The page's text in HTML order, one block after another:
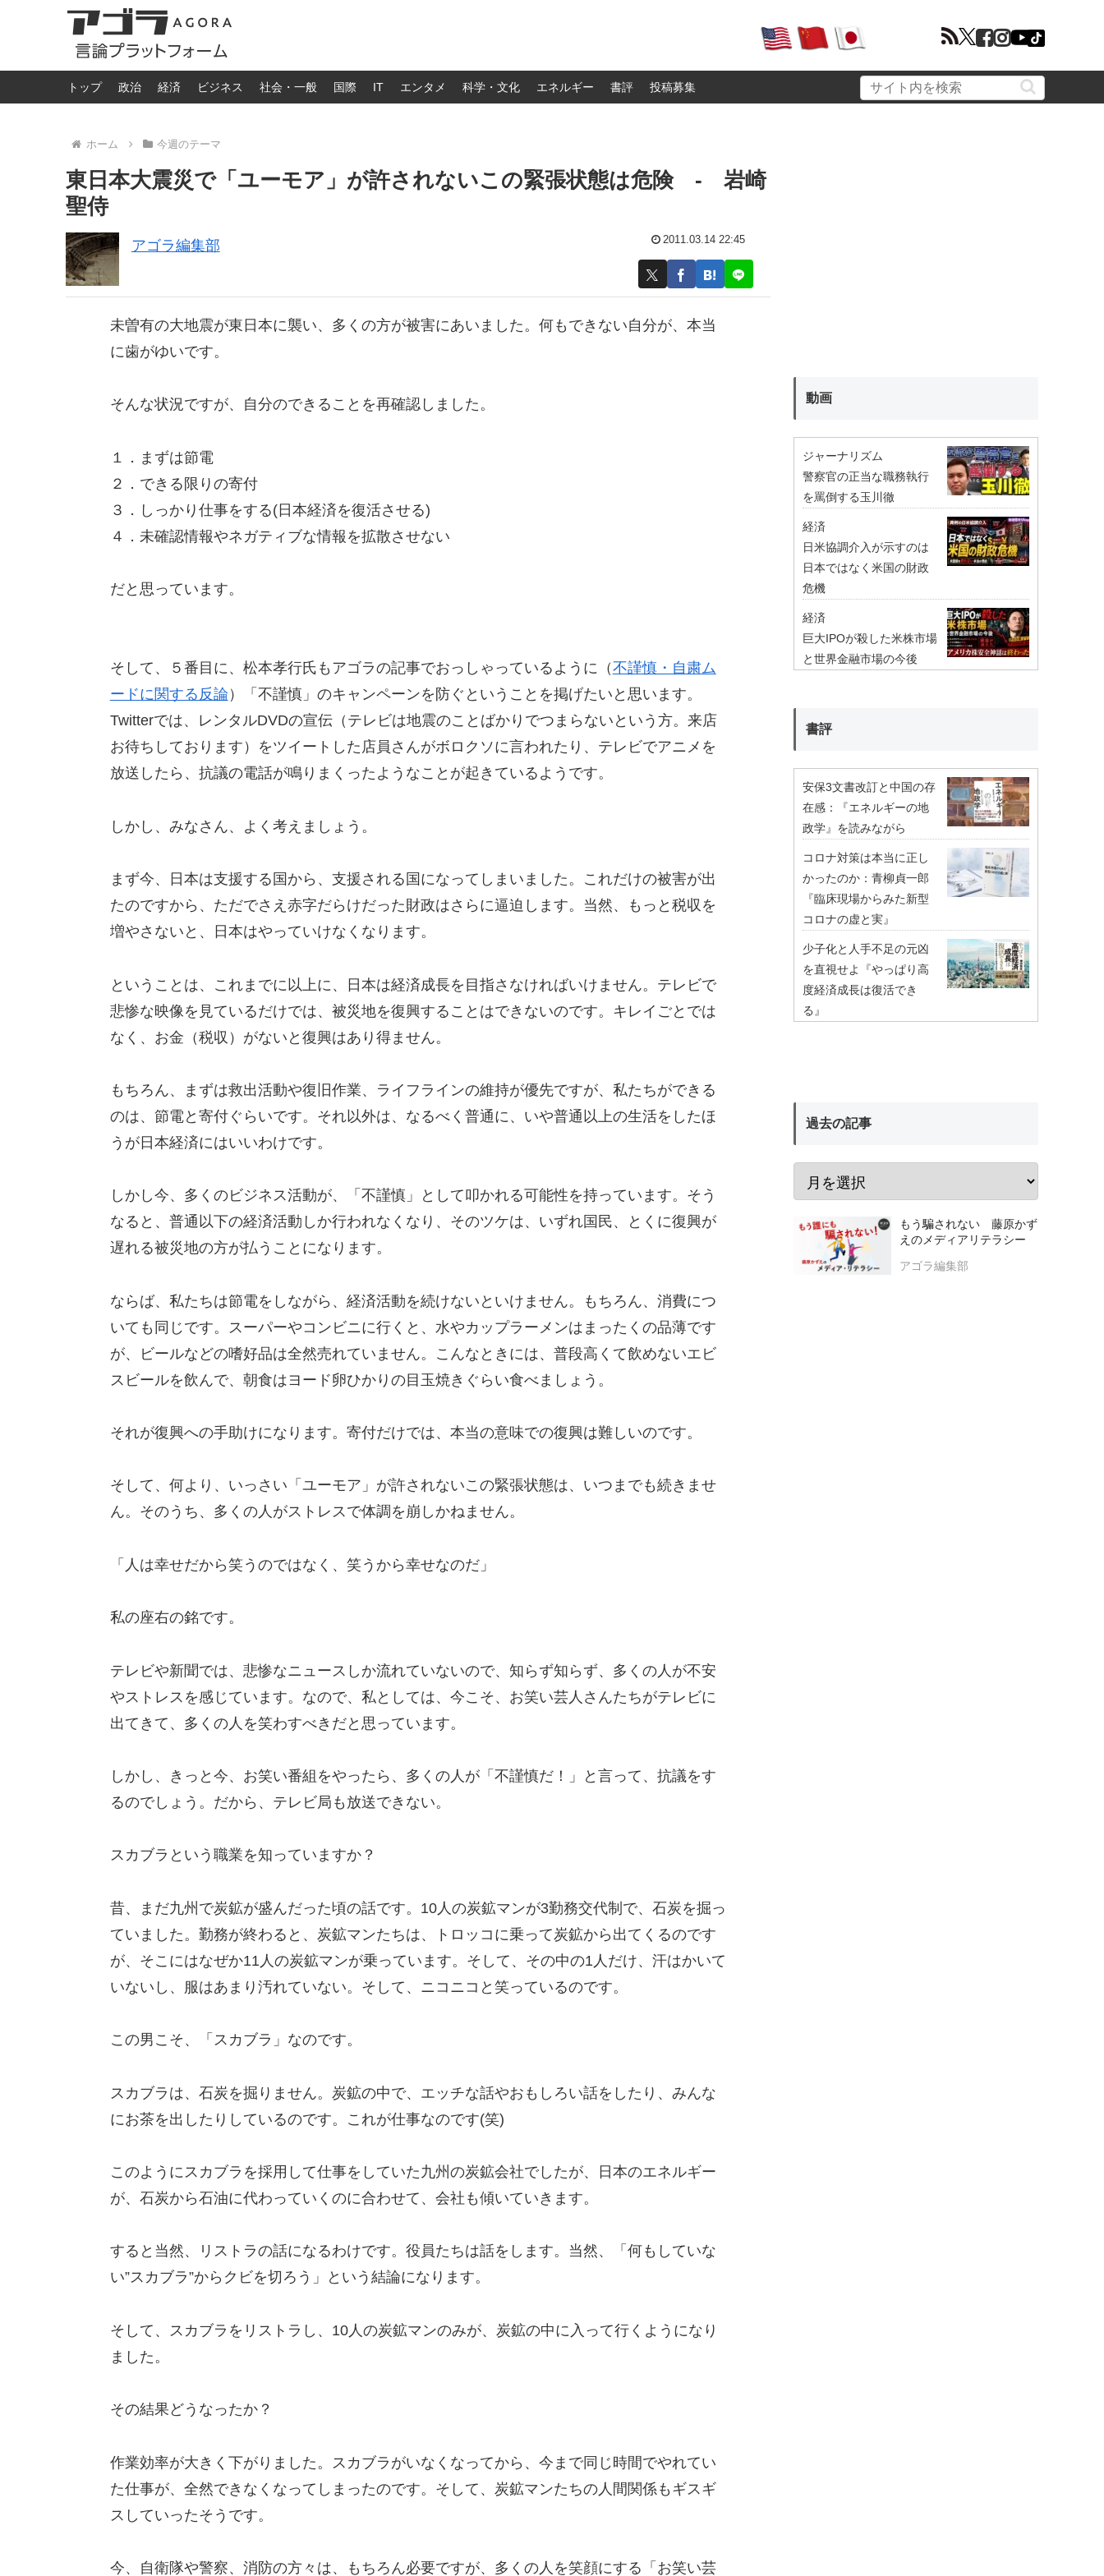
トップ 政治 経済 ビジネス 社会・一般 国際 IT エンタメ 科学・文化 エネルギー 書評 投稿募集
ホーム 今週のテーマ
東日本大震災で「ユーモア」が許されないこの緊張状態は危険 ‐ 岩崎
聖侍
アゴラ編集部 2011.03.14 22:45
未曽有の大地震が東日本に襲い、多くの方が被害にあいました。何もできない自分が、本当
に歯がゆいです。
そんな状況ですが、自分のできることを再確認しました。
１．まずは節電
２．できる限りの寄付
３．しっかり仕事をする(日本経済を復活させる)
４．未確認情報やネガティブな情報を拡散させない
だと思っています。
そして、５番目に、松本孝行氏もアゴラの記事でおっしゃっているように（不謹慎・自粛ム
ードに関する反論 ）「不謹慎」のキャンペーンを防ぐということを掲げたいと思います。
Twitterでは、レンタルDVDの宣伝（テレビは地震のことばかりでつまらないという方。来店
お待ちしております）をツイートした店員さんがボロクソに言われたり、テレビでアニメを
放送したら、抗議の電話が鳴りまくったようなことが起きているようです。
しかし、みなさん、よく考えましょう。
まず今、日本は支援する国から、支援される国になってしまいました。これだけの被害が出
たのですから、ただでさえ赤字だらけだった財政はさらに逼迫します。当然、もっと税収を
増やさないと、日本はやっていけなくなります。
ということは、これまでに以上に、日本は経済成長を目指さなければいけません。テレビで
悲惨な映像を見ているだけでは、被災地を復興することはできないのです。キレイごとでは
なく、お金（税収）がないと復興はあり得ません。
もちろん、まずは救出活動や復旧作業、ライフラインの維持が優先ですが、私たちができる
のは、節電と寄付ぐらいです。それ以外は、なるべく普通に、いや普通以上の生活をしたほ
うが日本経済にはいいわけです。
しかし今、多くのビジネス活動が、「不謹慎」として叩かれる可能性を持っています。そう
なると、普通以下の経済活動しか行われなくなり、そのツケは、いずれ国民、とくに復興が
遅れる被災地の方が払うことになります。
ならば、私たちは節電をしながら、経済活動を続けないといけません。もちろん、消費につ
いても同じです。スーパーやコンビニに行くと、水やカップラーメンはまったくの品薄です
が、ビールなどの嗜好品は全然売れていません。こんなときには、普段高くて飲めないエビ
スビールを飲んで、朝食はヨード卵ひかりの目玉焼きぐらい食べましょう。
それが復興への手助けになります。寄付だけでは、本当の意味での復興は難しいのです。
そして、何より、いっさい「ユーモア」が許されないこの緊張状態は、いつまでも続きませ
ん。そのうち、多くの人がストレスで体調を崩しかねません。
「人は幸せだから笑うのではなく、笑うから幸せなのだ」
私の座右の銘です。
テレビや新聞では、悲惨なニュースしか流れていないので、知らず知らず、多くの人が不安
やストレスを感じています。なので、私としては、今こそ、お笑い芸人さんたちがテレビに
出てきて、多くの人を笑わすべきだと思っています。
しかし、きっと今、お笑い番組をやったら、多くの人が「不謹慎だ！」と言って、抗議をす
るのでしょう。だから、テレビ局も放送できない。
スカブラという職業を知っていますか？
昔、まだ九州で炭鉱が盛んだった頃の話です。10人の炭鉱マンが3勤務交代制で、石炭を掘っ
ていました。勤務が終わると、炭鉱マンたちは、トロッコに乗って炭鉱から出てくるのです
が、そこにはなぜか11人の炭鉱マンが乗っています。そして、その中の1人だけ、汗はかいて
いないし、服はあまり汚れていない。そして、ニコニコと笑っているのです。
この男こそ、「スカブラ」なのです。
スカブラは、石炭を掘りません。炭鉱の中で、エッチな話やおもしろい話をしたり、みんな
にお茶を出したりしているのです。これが仕事なのです(笑)
このようにスカブラを採用して仕事をしていた九州の炭鉱会社でしたが、日本のエネルギー
が、石炭から石油に代わっていくのに合わせて、会社も傾いていきます。
すると当然、リストラの話になるわけです。役員たちは話をします。当然、「何もしていな
い”スカブラ”からクビを切ろう」という結論になります。
そして、スカブラをリストラし、10人の炭鉱マンのみが、炭鉱の中に入って行くようになり
ました。
その結果どうなったか？
作業効率が大きく下がりました。スカブラがいなくなってから、今まで同じ時間でやれてい
た仕事が、全然できなくなってしまったのです。そして、炭鉱マンたちの人間関係もギスギ
スしていったそうです。
今、自衛隊や警察、消防の方々は、もちろん必要ですが、多くの人を笑顔にする「お笑い芸
動画
ジャーナリズム
警察官の正当な職務執行
を罵倒する玉川徹
経済
日米協調介入が示すのは
日本ではなく米国の財政
危機
経済
巨大IPOが殺した米株市場
と世界金融市場の今後
書評
安保3文書改訂と中国の存
在感：『エネルギーの地
政学』を読みながら
コロナ対策は本当に正し
かったのか：青柳貞一郎
『臨床現場からみた新型
コロナの虚と実』
少子化と人手不足の元凶
を直視せよ『やっぱり高
度経済成長は復活でき
る』
過去の記事
もう騙されない 藤原かず
えのメディアリテラシー
アゴラ編集部